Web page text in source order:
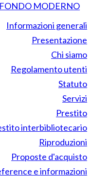
FONDO MODERNO
Informazioni generali
Presentazione
Chi siamo
Regolamento utenti
Statuto
Servizi
Prestito
interbibliotecario
Riproduzioni
Proposte d'acquisto
e informazioni